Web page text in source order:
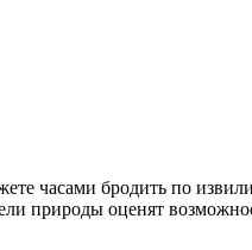
часами бродить по
природы оценят